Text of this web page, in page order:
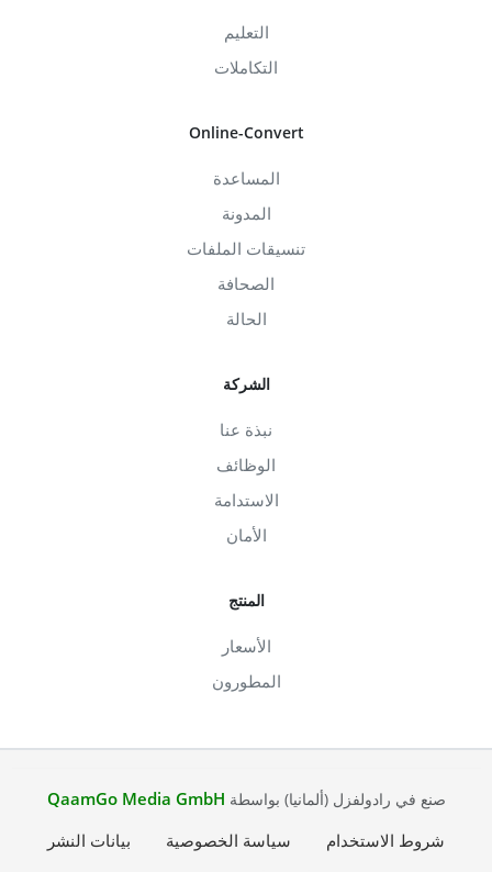
التعليم
التكاملات
Online-Convert
المساعدة
المدونة
تنسيقات الملفات
الصحافة
الحالة
الشركة
نبذة عنا
الوظائف
الاستدامة
الأمان
المنتج
الأسعار
المطورون
صنع في رادولفزل (ألمانيا) بواسطة QaamGo Media GmbH
شروط الاستخدام
سياسة الخصوصية بيانات النشر